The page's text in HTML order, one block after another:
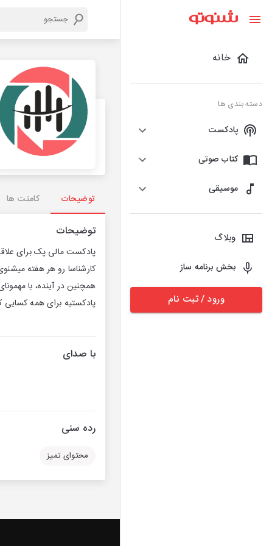
خانه
دسته بندی ها
پادکست
کتاب صوتی
موسیقی
وبلاگ
بخش برنامه ساز
ورود / ثبت نام
توضیحات کامنت ها
توضیحات
پادکست مالی پک برای
کارشناسا رو هر هفته
همچنین در آینده، با
پادکستیه برای همه کسایی
با صدای
رده سنی
محتوای تمیز